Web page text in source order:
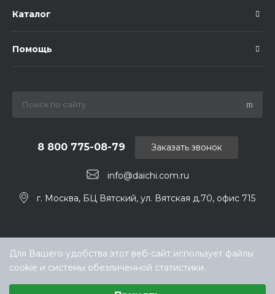
Каталог
Помощь
info@daichi.com.ru
8 800 775-08-79
г. Москва, БЦ Вятский, ул. Вятская д.70, офис 715
Заказать звонок
Для Вашего удобства этот веб-сайт использует файлы
cookie и системы обезличенной статистики.